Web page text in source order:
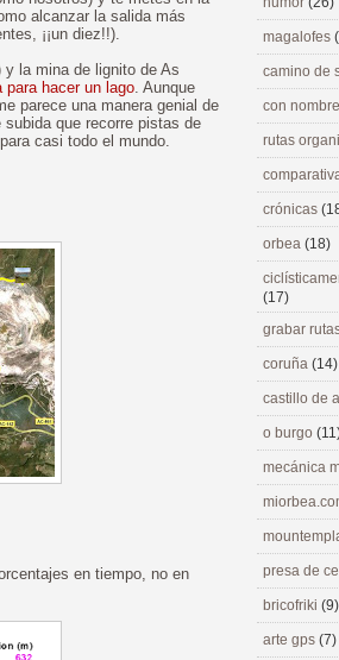
alcanzar la salida más
¡¡un diez!!).
y la mina de lignito de As
para hacer un lago. Aunque
parece una manera genial de
que recorre pistas de
casi todo el mundo.
en tiempo, no en
magalofes
camino de
con
rutas
crónicas
orbea (18)
(17)
grabar
coruña (14)
castillo de
o burgo
mecánica
presa de
bricofriki (9)
arte gps (7)